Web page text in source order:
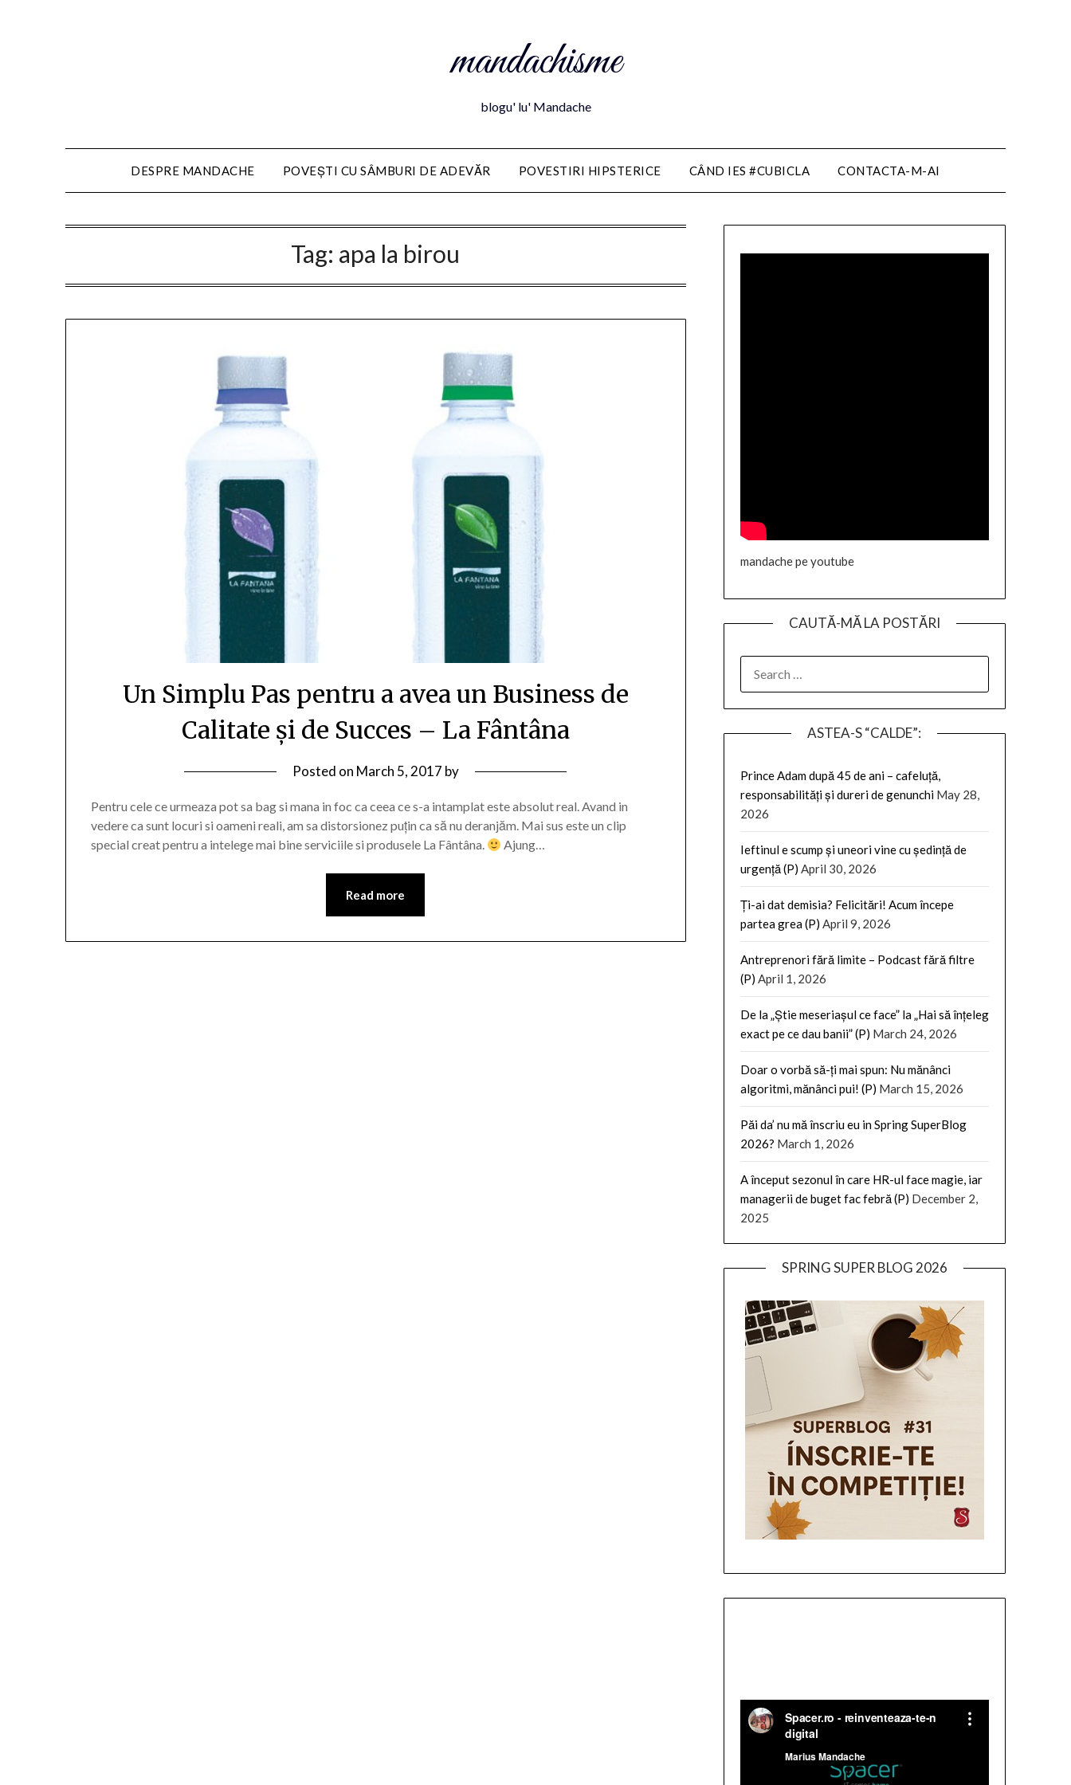
mandachisme
blogu' lu' Mandache
DESPRE MANDACHE POVEȘTI CU SÂMBURI DE ADEVĂR POVESTIRI HIPSTERICE CÂND IES #CUBICLA CONTACTA-M-AI
Tag: apa la birou
Un Simplu Pas pentru a avea un Business de
Calitate și de Succes – La Fântâna
Posted on March 5, 2017 by
Pentru cele ce urmeaza pot sa bag si mana in foc ca ceea ce s-a intamplat este absolut real. Avand in
vedere ca sunt locuri si oameni reali, am sa distorsionez puțin ca să nu deranjăm. Mai sus este un clip
special creat pentru a intelege mai bine serviciile si produsele La Fântâna.
Ajung…
Read more
mandache pe youtube
CAUTĂ-MĂ LA POSTĂRI
FOR:
ASTEA-S “CALDE”:
Prince Adam după 45 de ani – cafeluță,
responsabilități și dureri de genunchi May 28,
2026
Ieftinul e scump și uneori vine cu ședință de
urgență (P) April 30, 2026
Ți-ai dat demisia? Felicitări! Acum începe
partea grea (P) April 9, 2026
Antreprenori fără limite – Podcast fără filtre
(P) April 1, 2026
De la „Știe meseriașul ce face” la „Hai să înțeleg
exact pe ce dau banii” (P) March 24, 2026
Doar o vorbă să-ți mai spun: Nu mănânci
algoritmi, mănânci pui! (P) March 15, 2026
Păi da’ nu mă înscriu eu in Spring SuperBlog
2026? March 1, 2026
A început sezonul în care HR-ul face magie, iar
managerii de buget fac febră (P) December 2,
2025
SPRING SUPER BLOG 2026